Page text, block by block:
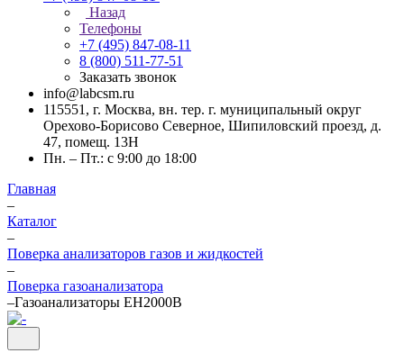
Назад
Телефоны
+7 (495) 847-08-11
8 (800) 511-77-51
Заказать звонок
info@labcsm.ru
115551, г. Москва, вн. тер. г. муниципальный округ
Орехово-Борисово Северное, Шипиловский проезд, д.
47, помещ. 13Н
Пн. – Пт.: с 9:00 до 18:00
Главная
–
Каталог
–
Поверка анализаторов газов и жидкостей
–
Поверка газоанализатора
–Газоанализаторы ЕН2000В